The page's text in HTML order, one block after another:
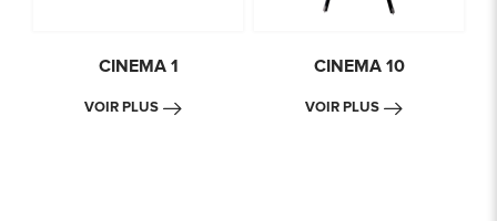
CINEMA 1
VOIR PLUS
CINEMA 10
VOIR PLUS